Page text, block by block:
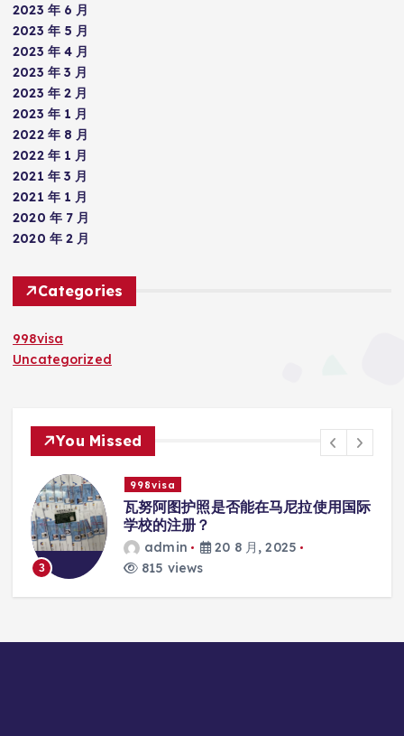
2023 年 6 月
2023 年 5 月
2023 年 4 月
2023 年 3 月
2023 年 2 月
2023 年 1 月
2022 年 8 月
2022 年 1 月
2021 年 3 月
2021 年 1 月
2020 年 7 月
2020 年 2 月
Categories
998visa
Uncategorized
You Missed
3
998visa
瓦努阿图护照是否能在马尼拉使用国际
学校的注册？
admin
20 8 月, 2025
815 views